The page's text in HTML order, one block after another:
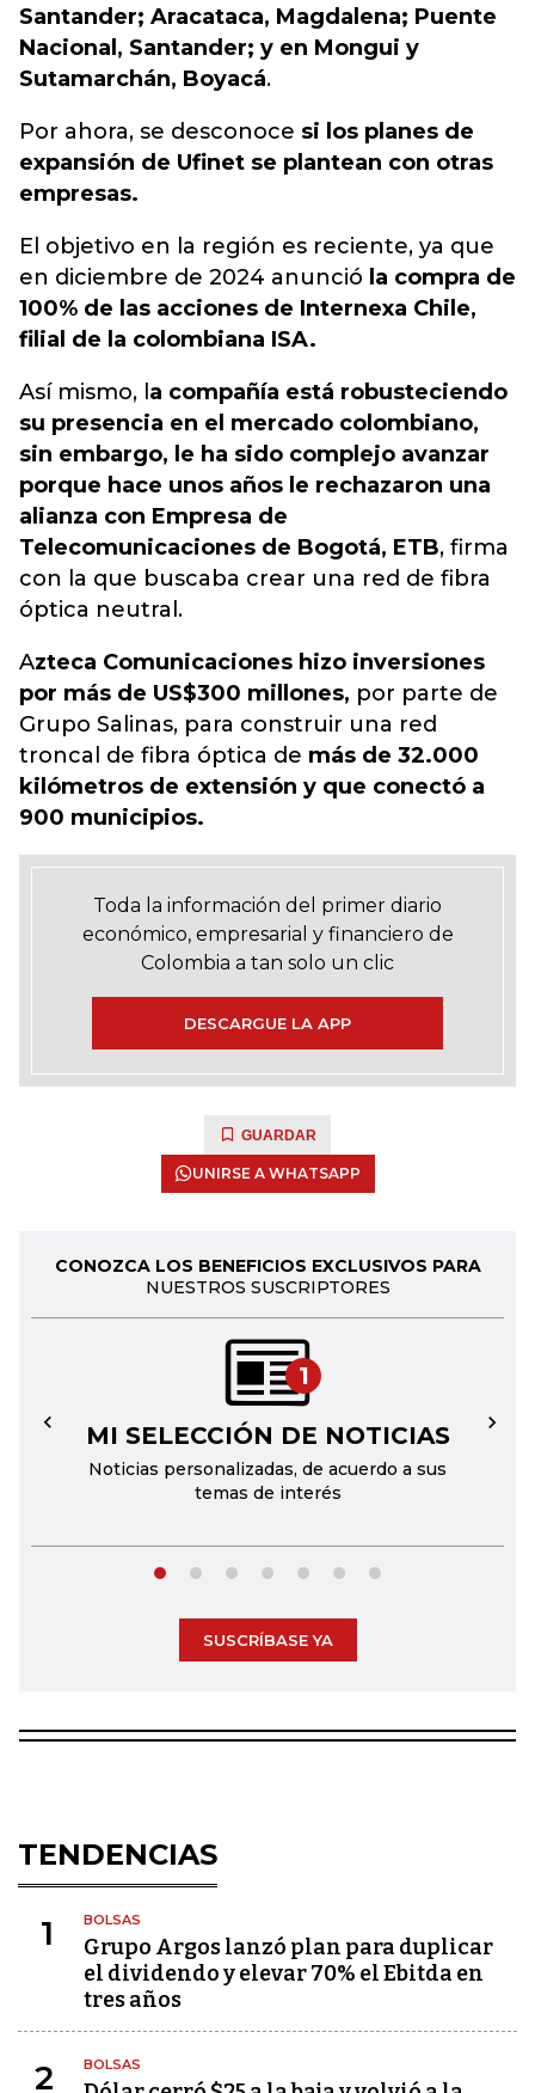
Santander; Aracataca, Magdalena; Puente
Nacional, Santander; y en Mongui y
Sutamarchán, Boyacá.
Por ahora, se desconoce si los planes de
expansión de Ufinet se plantean con otras
empresas.
El objetivo en la región es reciente, ya que
en diciembre de 2024 anunció la compra de
100% de las acciones de Internexa Chile,
filial de la colombiana ISA.
Así mismo, l a compañía está robusteciendo
su presencia en el mercado colombiano,
sin embargo, le ha sido complejo avanzar
porque hace unos años le rechazaron una
alianza con Empresa de
Telecomunicaciones de Bogotá, ETB, firma
con la que buscaba crear una red de fibra
óptica neutral.
Azteca Comunicaciones hizo inversiones
por más de US$300 millones, por parte de
Grupo Salinas, para construir una red
troncal de fibra óptica de más de 32.000
kilómetros de extensión y que conectó a
900 municipios.
Toda la información del primer diario
económico, empresarial y financiero de
Colombia a tan solo un clic
DESCARGUE LA APP
GUARDAR
UNIRSE A WHATSAPP
CONOZCA LOS BENEFICIOS EXCLUSIVOS PARA
NUESTROS SUSCRIPTORES
1
MI SELECCIÓN DE NOTICIAS
Noticias personalizadas, de acuerdo a sus
temas de interés
← →
SUSCRÍBASE YA
TENDENCIAS
1 BOLSAS
Grupo Argos lanzó plan para duplicar
el dividendo y elevar 70% el Ebitda en
tres años
2 BOLSAS